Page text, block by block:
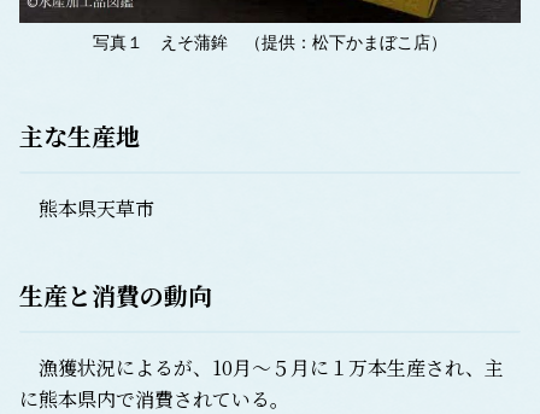
写真１ えそ蒲鉾 （提供：松下かまぼこ店）
主な生産地
熊本県天草市
生産と消費の動向
漁獲状況によるが、10月～５月に１万本生産され、主
に熊本県内で消費されている。